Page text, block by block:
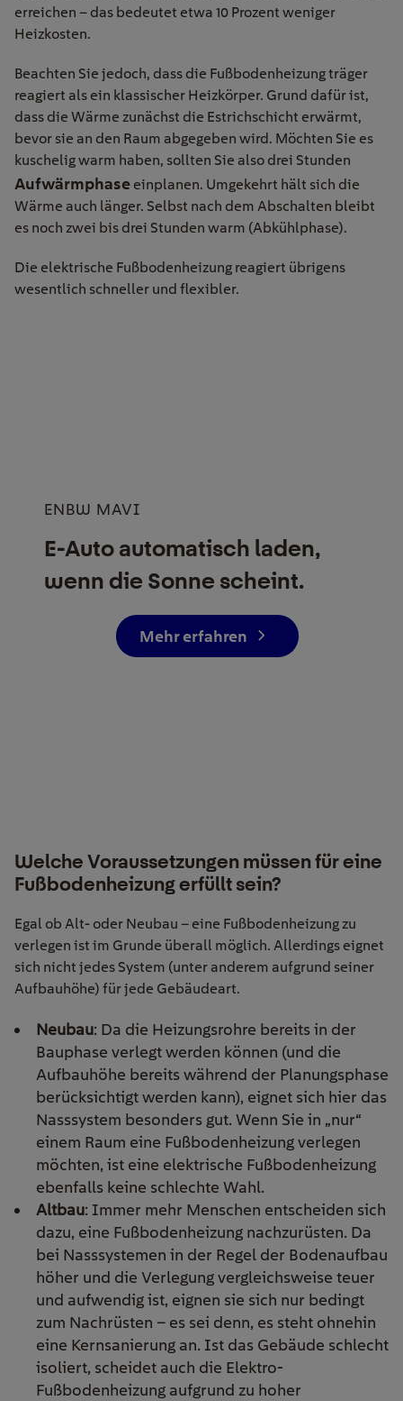
erreichen – das bedeutet etwa 10 Prozent weniger
Heizkosten.
Beachten Sie jedoch, dass die Fußbodenheizung träger
reagiert als ein klassischer Heizkörper. Grund dafür ist,
dass die Wärme zunächst die Estrichschicht erwärmt,
bevor sie an den Raum abgegeben wird. Möchten Sie es
kuschelig warm haben, sollten Sie also drei Stunden
Aufwärmphase einplanen. Umgekehrt hält sich die
Wärme auch länger. Selbst nach dem Abschalten bleibt
es noch zwei bis drei Stunden warm (Abkühlphase).
Die elektrische Fußbodenheizung reagiert übrigens
wesentlich schneller und flexibler.
ENBW MAVI
E-Auto automatisch laden,
wenn die Sonne scheint.
Mehr erfahren
Welche Voraussetzungen müssen für eine
Fußbodenheizung erfüllt sein?
Egal ob Alt- oder Neubau – eine Fußbodenheizung zu
verlegen ist im Grunde überall möglich. Allerdings eignet
sich nicht jedes System (unter anderem aufgrund seiner
Aufbauhöhe) für jede Gebäudeart.
Neubau: Da die Heizungsrohre bereits in der
Bauphase verlegt werden können (und die
Aufbauhöhe bereits während der Planungsphase
berücksichtigt werden kann), eignet sich hier das
Nasssystem besonders gut. Wenn Sie in „nur“
einem Raum eine Fußbodenheizung verlegen
möchten, ist eine elektrische Fußbodenheizung
ebenfalls keine schlechte Wahl.
Altbau: Immer mehr Menschen entscheiden sich
dazu, eine Fußbodenheizung nachzurüsten. Da
bei Nasssystemen in der Regel der Bodenaufbau
höher und die Verlegung vergleichsweise teuer
und aufwendig ist, eignen sie sich nur bedingt
zum Nachrüsten – es sei denn, es steht ohnehin
eine Kernsanierung an. Ist das Gebäude schlecht
isoliert, scheidet auch die Elektro-
Fußbodenheizung aufgrund zu hoher